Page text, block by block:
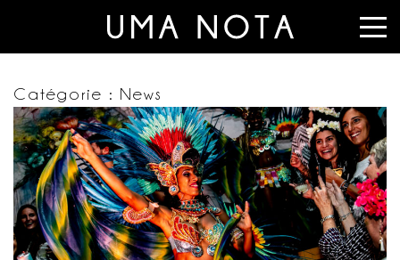
Catégorie : News